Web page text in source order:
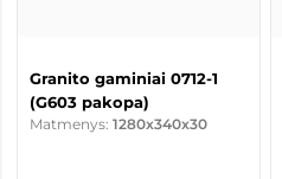
Granito gaminiai 0712-1
(G603 pakopa)
Matmenys: 1280x340x30